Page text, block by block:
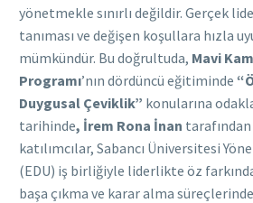
yönetmekle sınırlı değildir. Gerçek
tanıması ve değişen koşullara hızla
mümkündür. Bu doğrultuda, Mavi
Programı’nın dördüncü eğitiminde
Duygusal Çeviklik” konularına
tarihinde, İrem Rona İnan
katılımcılar, Sabancı Üniversitesi
(EDU) iş birliğiyle liderlikte öz
başa çıkma ve karar alma